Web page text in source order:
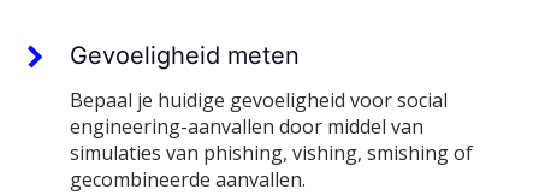
Gevoeligheid meten
Bepaal je huidige gevoeligheid voor social
engineering-aanvallen door middel van
simulaties van phishing, vishing, smishing of
gecombineerde aanvallen.